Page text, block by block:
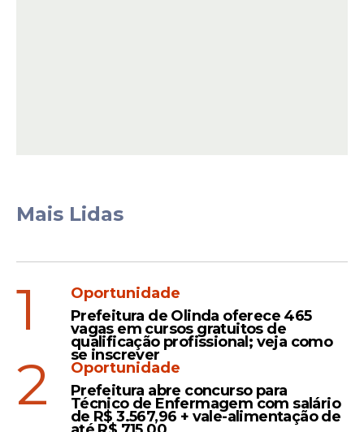
Mais Lidas
1
Oportunidade
Prefeitura de Olinda oferece 465
vagas em cursos gratuitos de
qualificação profissional; veja como
se inscrever
2
Oportunidade
Prefeitura abre concurso para
Técnico de Enfermagem com salário
de R$ 3.567,96 + vale-alimentação de